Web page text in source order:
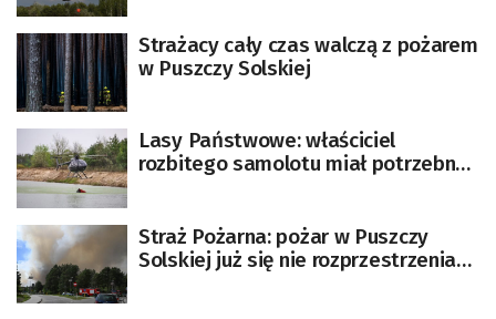
Strażacy cały czas walczą z pożarem
w Puszczy Solskiej
Lasy Państwowe: właściciel
rozbitego samolotu miał potrzebne
Straż Pożarna: pożar w Puszczy
Solskiej już się nie rozprzestrzenia